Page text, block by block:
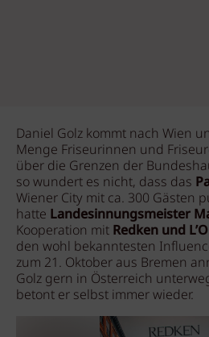
Daniel Golz kommt nach Wien
Menge Friseurinnen und
über die Grenzen der
so wundert es nicht, dass das
Wiener City mit ca. 300 Gästen
hatte Landesinnungsmeister
Kooperation mit Redken und
den wohl bekanntesten
zum 21. Oktober aus Bremen
Golz gern in Österreich
betont er selbst immer wieder.